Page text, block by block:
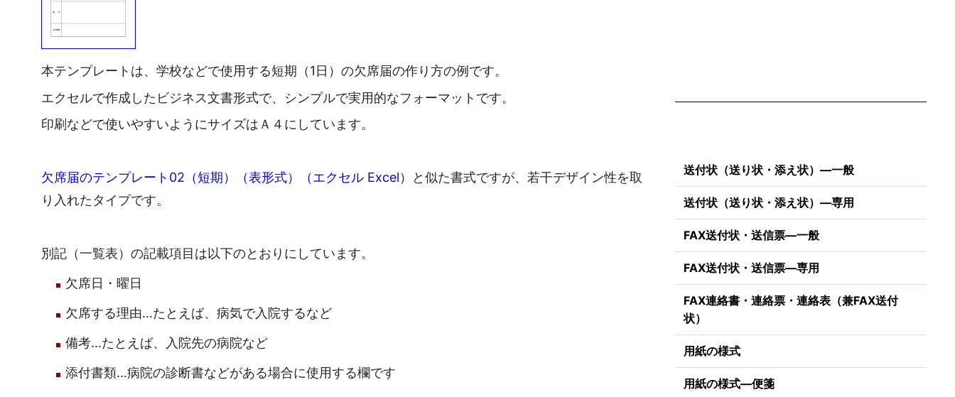
本テンプレートは、学校などで使用する短期（1日）の欠席届の作り方の例です。
エクセルで作成したビジネス文書形式で、シンプルで実用的なフォーマットです。
印刷などで使いやすいようにサイズはＡ４にしています。
欠席届のテンプレート02（短期）（表形式）（エクセル Excel）
と似た書式ですが、若干デザイン性を取
り入れたタイプです。
別記（一覧表）の記載項目は以下のとおりにしています。
欠席日・曜日
欠席する理由…たとえば、病気で入院するなど
備考…たとえば、入院先の病院など
添付書類…病院の診断書などがある場合に使用する欄です
送付状（送り状・添え状）―一般
送付状（送り状・添え状）―専用
FAX送付状・送信票―一般
FAX送付状・送信票―専用
FAX連絡書・連絡票・連絡表（兼FAX送付
状）
用紙の様式
用紙の様式―便箋